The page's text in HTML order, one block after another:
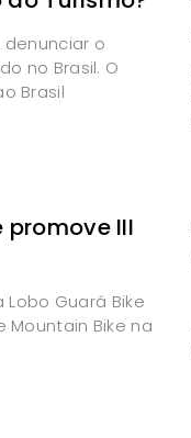
denunciar o
no Brasil. O
Brasil
promove III
Lobo Guará Bike
Mountain Bike na